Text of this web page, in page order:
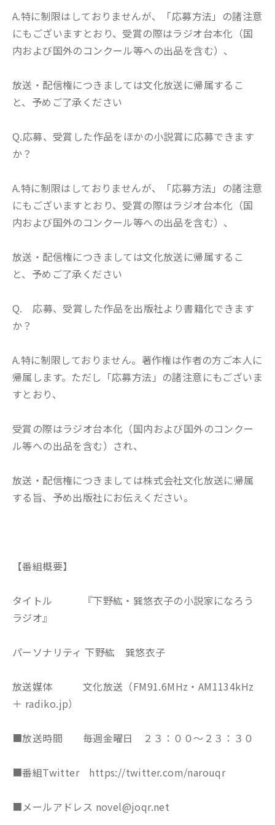
A.特に制限はしておりませんが、「応募方法」の諸注意
にもございますとおり、受賞の際はラジオ台本化（国
内および国外のコンクール等への出品を含む）、
放送・配信権につきましては文化放送に帰属するこ
と、予めご了承ください
Q.応募、受賞した作品をほかの小説賞に応募できます
か？
A.特に制限はしておりませんが、「応募方法」の諸注意
にもございますとおり、受賞の際はラジオ台本化（国
内および国外のコンクール等への出品を含む）、
放送・配信権につきましては文化放送に帰属するこ
と、予めご了承ください
Q. 応募、受賞した作品を出版社より書籍化できます
か？
A.特に制限しておりません。著作権は作者の方ご本人に
帰属します。ただし「応募方法」の諸注意にもございま
すとおり、
受賞の際はラジオ台本化（国内および国外のコンクー
ル等への出品を含む）され、
放送・配信権につきましては株式会社文化放送に帰属
する旨、予め出版社にお伝えください。
【番組概要】
タイトル 『下野紘・巽悠衣子の小説家になろう
ラジオ』
パーソナリティ 下野紘 巽悠衣子
放送媒体 文化放送（FM91.6MHz・AM1134kHz
＋ radiko.jp）
■放送時間 毎週金曜日 ２３：００～２３：３０
■番組Twitter https://twitter.com/narouqr
■メールアドレス novel@joqr.net